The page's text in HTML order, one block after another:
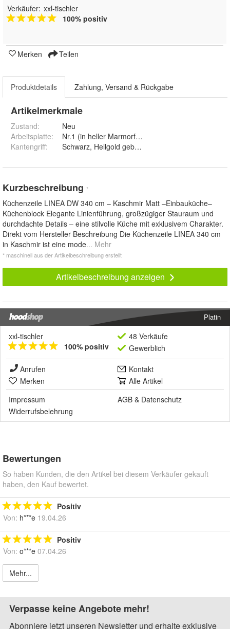
Verkäufer: xxl-tischler
100% positiv
Merken Teilen
Produktdetails Zahlung, Versand & Rückgabe
Artikelmerkmale
Zustand:
Neu
Arbeitsplatte:
Kantengriff:
Kurzbeschreibung *
Küchenzeile LINEA DW 340 cm – Kaschmir Matt –Einbauküche–
Küchenblock Elegante Linienführung, großzügiger Stauraum und
durchdachte Details – eine stilvolle Küche mit exklusivem Charakter.
Direkt vom Hersteller Beschreibung Die Küchenzeile LINEA 340 cm
in Kaschmir ist eine mode... Mehr
* maschinell aus der Artikelbeschreibung erstellt
Artikelbeschreibung anzeigen
Platin
xxl-tischler
100% positiv
48 Verkäufe
Gewerblich
Anrufen
Kontakt
Merken
Alle Artikel
Impressum
AGB & Datenschutz
Widerrufsbelehrung
Bewertungen
So haben Kunden, die den Artikel bei diesem Verkäufer gekauft
haben, den Kauf bewertet.
Positiv
Von: h***e 19.04.26
Positiv
Von: o***e 07.04.26
Mehr...
Verpasse keine Angebote mehr!
Abonniere jetzt unseren Newsletter und erhalte exklusive